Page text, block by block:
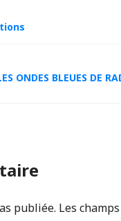
ONDES BLEUES DE
publiée. Les